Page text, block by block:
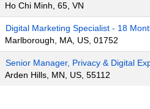
Ho Chi Minh, 65, VN
Digital Marketing Specialist - 18
Marlborough, MA, US, 01752
Senior Manager, Privacy & Digital
Arden Hills, MN, US, 55112